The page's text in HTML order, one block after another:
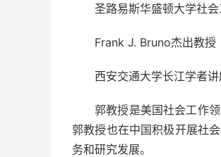
圣路易斯华盛顿大学社
Frank J. Bruno杰出教授
西安交通大学长江学者
郭教授是美国社会工作
郭教授也在中国积极开展社
务和研究发展。